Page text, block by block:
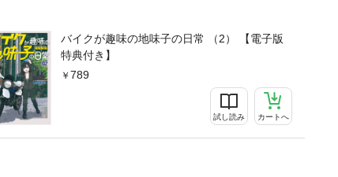
バイクが趣味の地味子の日常 （2） 【電子版
特典付き】
789
試し読み カートへ